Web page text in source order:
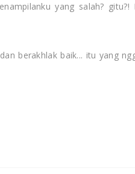
yang salah?
berakhlak baik... itu yang